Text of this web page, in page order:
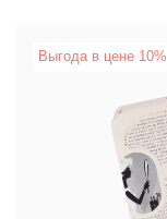
Выгода в цене 10%